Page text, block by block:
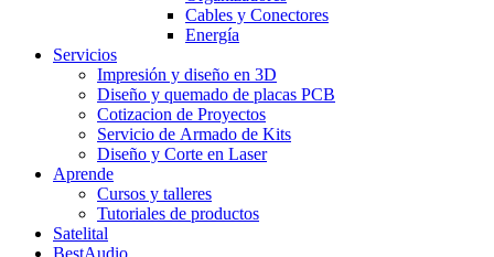
Cables y Conectores
Energía
Servicios
Impresión y diseño en 3D
Diseño y quemado de placas PCB
Cotizacion de Proyectos
Servicio de Armado de Kits
Diseño y Corte en Laser
Aprende
Cursos y talleres
Tutoriales de productos
Satelital
BestAudio